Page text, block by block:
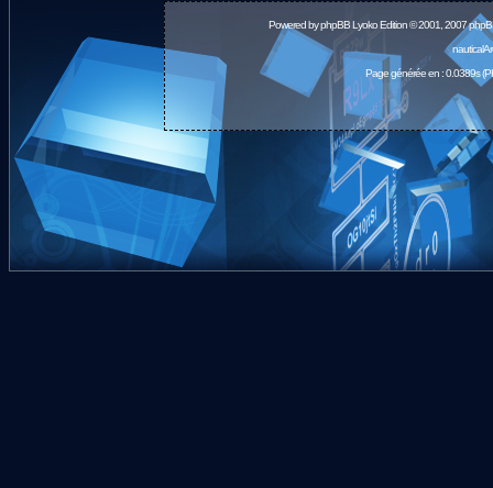
Powered byphpBBLyoko Edition © 2001, 2007
Page générée en : 0.0389s